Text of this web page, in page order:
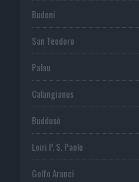
Budoni
San Teodoro
Palau
Calangianus
Buddusò
Loiri P. S. Paolo
Golfo Aranci